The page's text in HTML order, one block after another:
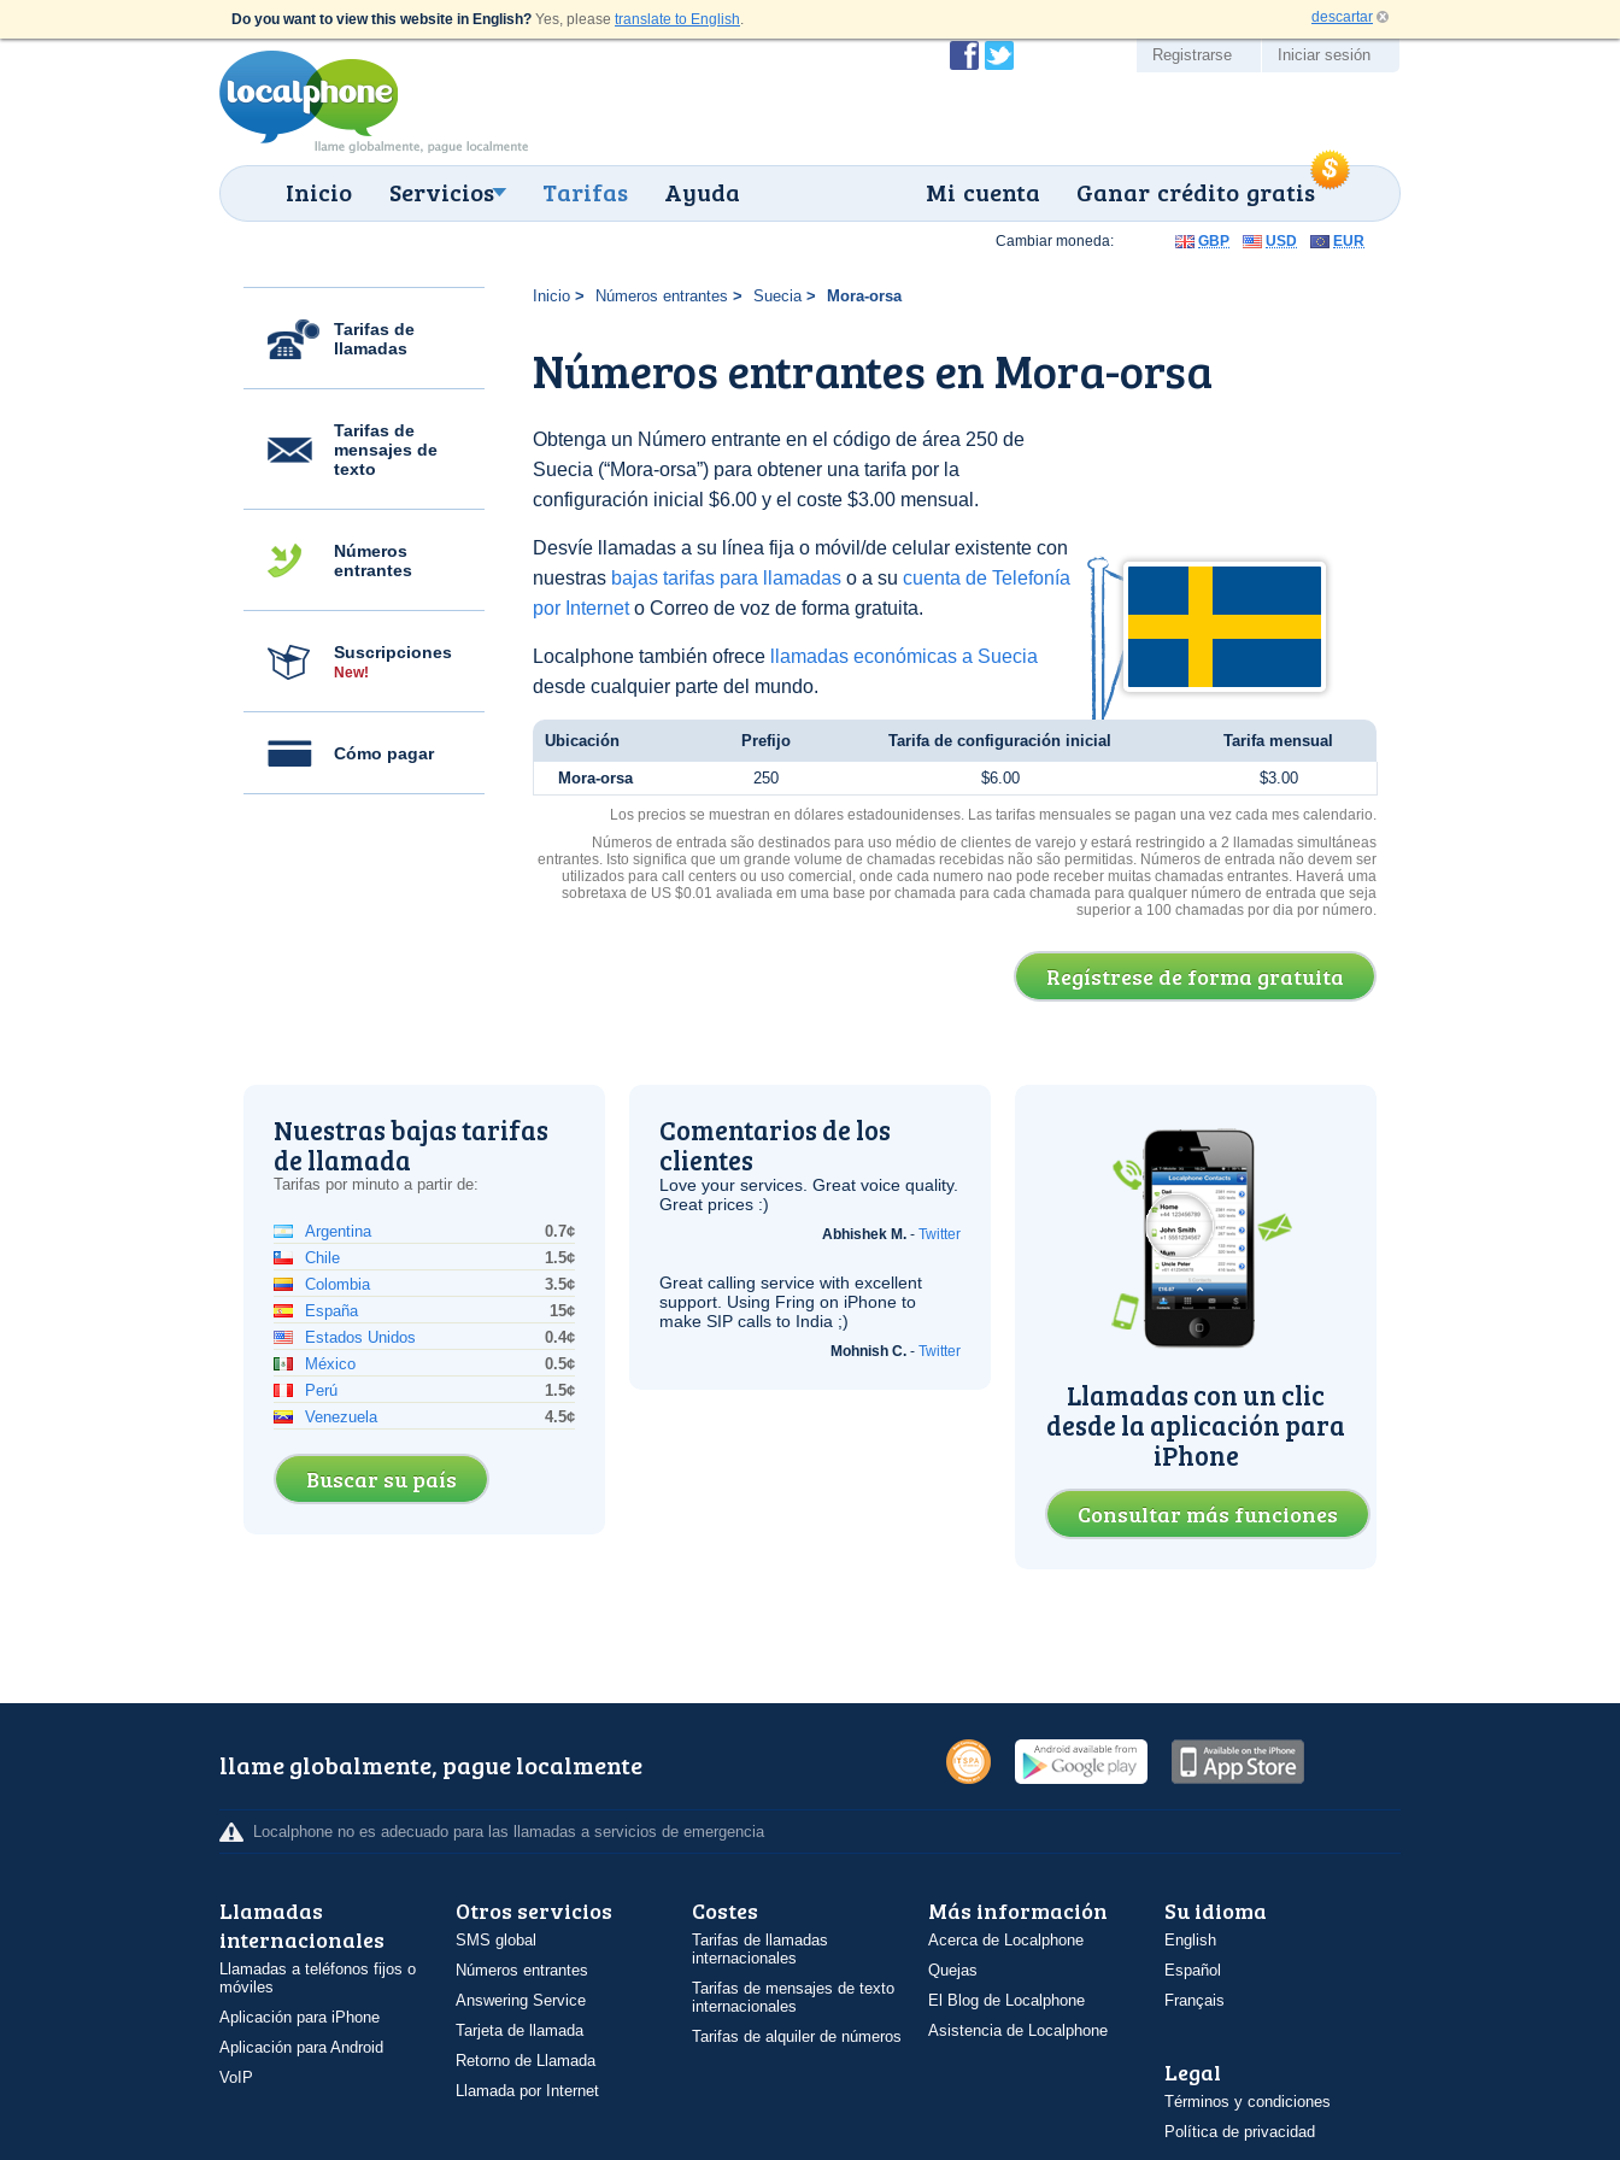
Do you want to view this website in English? Yes, please translate to English. descartar
Inicio Servicios Tarifas Ayuda Ganar crédito gratis
Mi cuenta
Registrarse Iniciar sesión
Tarifas de
llamadas
Tarifas de
mensajes de
texto
Números
entrantes
Suscripciones
New!
Cómo pagar
Inicio Números entrantes Suecia Mora-orsa
Números entrantes en Mora-orsa
Obtenga un Número entrante en el código de área 250 de
Suecia (“Mora-orsa”) para obtener una tarifa por la
configuración inicial $6.00 y el coste $3.00 mensual.
Desvíe llamadas a su línea fija o móvil/de celular existente con
nuestras bajas tarifas para llamadas o a su cuenta de Telefonía
por Interneto Correo de voz de forma gratuita.
Localphone también ofrece
llamadas económicas a Suecia
desde cualquier parte del mundo.
Cambiar moneda: GBP USD EUR
Ubicación Prefijo Tarifa de configuración inicial Tarifa mensual
Mora-orsa 250 $6.00 $3.00
Los precios se muestran en dólares estadounidenses. Las tarifas mensuales se pagan una vez cada mes calendario.
Números de entrada são destinados para uso médio de clientes de varejo y estará restringido a 2 llamadas simultáneas
entrantes. Isto significa que um grande volume de chamadas recebidas não são permitidas. Números de entrada não devem ser
utilizados para call centers ou uso comercial, onde cada numero nao pode receber muitas chamadas entrantes. Haverá uma
sobretaxa de US $0.01 avaliada em uma base por chamada para cada chamada para qualquer número de entrada que seja
superior a 100 chamadas por dia por número.
Regístrese de forma gratuita
Nuestras bajas tarifas
de llamada
Tarifas por minuto a partir de:
Argentina
0.7¢
Chile
1.5¢
Colombia
3.5¢
España
15¢
Estados Unidos
0.4¢
México
0.5¢
Perú
1.5¢
Venezuela
4.5¢
Buscar su país
Comentarios de los
clientes
Love your services. Great voice quality.
Great prices :)
Abhishek M. - Twitter
Great calling service with excellent
support. Using Fring on iPhone to
make SIP calls to India ;)
Mohnish C. - Twitter
Llamadas con un clic
desde la aplicación para
iPhone
Consultar más funciones
llame globalmente, pague localmente
Localphone no es adecuado para las llamadas a servicios de emergencia
Llamadas
internacionales
Llamadas a teléfonos fijos o
móviles
Aplicación para iPhone
Aplicación para Android
VoIP
Otros servicios
SMS global
Números entrantes
Answering Service
Tarjeta de llamada
Retorno de Llamada
Llamada por Internet
Costes
Tarifas de llamadas
internacionales
Tarifas de mensajes de texto
internacionales
Tarifas de alquiler de números
Más información
Acerca de Localphone
Quejas
El Blog de Localphone
Asistencia de Localphone
Su idioma
English
Español
Français
Legal
Términos y condiciones
Política de privacidad